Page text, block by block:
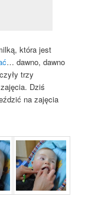
która jest
… dawno, dawno
trzy
Dziś
na zajęcia